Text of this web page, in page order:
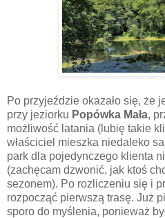
Po przyjeździe okazało się, że
przy jeziorku Popówka Mała,
możliwość latania (lubię takie
właściciel mieszka niedaleko
park dla pojedynczego klienta
(zachęcam dzwonić, jak ktoś
sezonem). Po rozliczeniu się i
rozpocząć pierwszą trasę. Już
sporo do myślenia, ponieważ